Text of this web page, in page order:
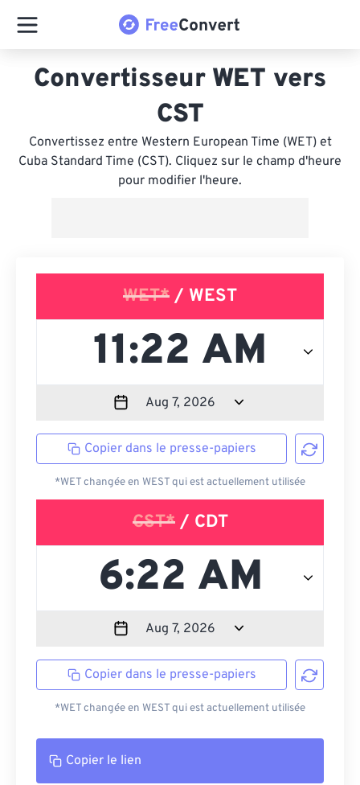
Convertisseur WET vers
CST
Convertissez entre Western European Time (WET) et
Cuba Standard Time (CST). Cliquez sur le champ d'heure
pour modifier l'heure.
WET* / WEST
Copier dans le presse-papiers
*WET changée en WEST qui est actuellement utilisée
CST*/ CDT
Copier dans le presse-papiers
*WET changée en WEST qui est actuellement utilisée
Copier le lien